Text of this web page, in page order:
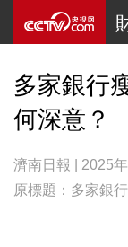
多家銀行
何深意？
濟南日報 | 2025
原標題：多家銀